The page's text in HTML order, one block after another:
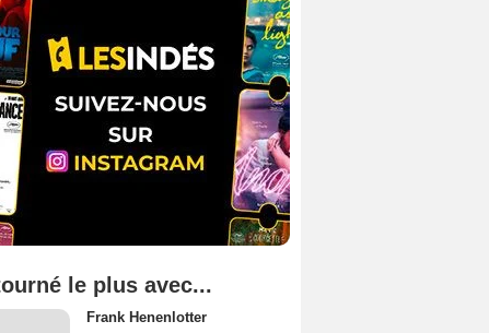
le plus avec...
Frank Henenlotter